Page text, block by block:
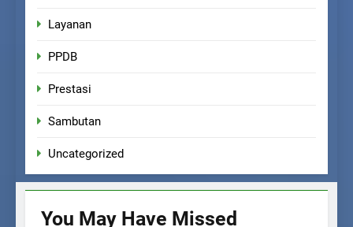
Layanan
PPDB
Prestasi
Sambutan
Uncategorized
You May Have Missed